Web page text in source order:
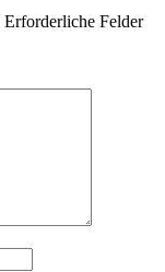
Erforderliche Felder